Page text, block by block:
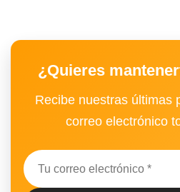
¿Quieres
Recibe nuestras últimas
correo electrónico